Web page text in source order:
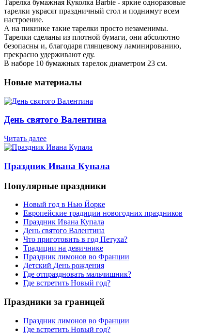
Тарелка бумажная Куколка Barbie - яркие одноразовые
тарелки украсят праздничный стол и поднимут всем
настроение.
А на пикнике такие тарелки просто незаменимы.
Тарелки сделаны из плотной бумаги, они абсолютно
безопасны и, благодаря глянцевому ламинированию,
прекрасно удерживают еду.
В наборе 10 бумажных тарелок диаметром 23 см.
Новые материалы
День святого Валентина
Читать далее
Праздник Ивана Купала
Популярные праздники
Новый год в Нью Йорке
Европейские традиции новогодних праздников
Праздник Ивана Купала
День святого Валентина
Что приготовить в год Петуха?
Традиции на девичнике
Праздник лимонов во Франции
Детский День рождения
Где отпраздновать мальчишник?
Где встретить Новый год?
Праздники за границей
Праздник лимонов во Франции
Где встретить Новый год?